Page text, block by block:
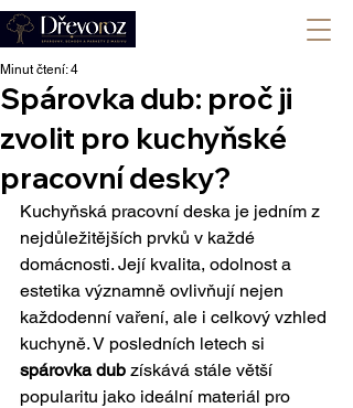
Spárovka dub: proč ji
zvolit pro kuchyňské
pracovní desky?
Minut čtení: 4
Kuchyňská pracovní deska je jedním z
nejdůležitějších prvků v každé
domácnosti. Její kvalita, odolnost a
estetika významně ovlivňují nejen
každodenní vaření, ale i celkový vzhled
kuchyně. V posledních letech si
spárovka dub získává stále větší
popularitu jako ideální materiál pro